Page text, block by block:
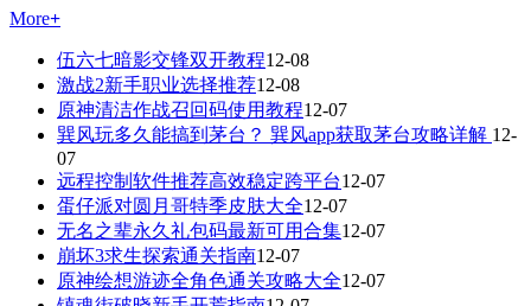
More+
伍六七暗影交锋双开教程12-08
激战2新手职业选择推荐12-08
原神清洁作战召回码使用教程12-07
巽风玩多久能搞到茅台？ 巽风app获取茅台攻略详解 12-
07
远程控制软件推荐高效稳定跨平台12-07
蛋仔派对圆月哥特季皮肤大全12-07
无名之辈永久礼包码最新可用合集12-07
崩坏3求生探索通关指南12-07
原神绘想游迹全角色通关攻略大全12-07